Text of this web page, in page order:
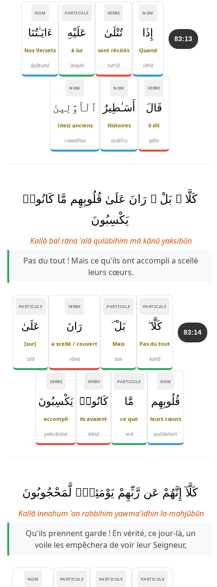
83:13
NOM
إِذَا
Quand
idhā
VERBE
تُتْلَىٰ
sont récités
tut'lā
PARTICULE
عَلَيْهِ
à lui
ʿalayhi
NOM
ءَايَـٰتُنَا
Nos Versets
āyātunā
VERBE
قَالَ
il dit
qāla
NOM
أَسَـٰطِيرُ
Histoires
asāṭīru
NOM
ٱلْأَوَّلِينَ
(des) anciens
l-awalīna
كَلَّا ۖ بَلْ ۜ رَانَ عَلَىٰ قُلُوبِهِم مَّا كَانُوا۟
يَكْسِبُونَ
Kallā bal rāna ʿalā qulūbihim mā kānū yaksibūn
Pas du tout ! Mais ce qu'ils ont accompli a scellé
leurs cœurs.
83:14
PARTICULE
كَلَّا ۖ
Pas du tout
kallā
PARTICULE
بَلْ ۜ
Mais
bal
VERBE
رَانَ
a scellé / couvert
rāna
PARTICULE
عَلَىٰ
[sur]
ʿalā
NOM
قُلُوبِهِم
leurs cœurs
qulūbihim
PARTICULE
مَّا
ce que
mā
VERBE
كَانُوا۟
ils avaient
kānū
VERBE
يَكْسِبُونَ
accompli
yaksibūna
كَلَّآ إِنَّهُمْ عَن رَّبِّهِمْ يَوْمَئِذٍۢ لَّمَحْجُوبُونَ
Kallā innahum ʿan rabbihim yawma'idhin la-maḥjūbūn
Qu'ils prennent garde ! En vérité, ce jour-là, un
voile les empêchera de voir leur Seigneur,
PARTICULE
PARTICULE
PARTICULE
NOM